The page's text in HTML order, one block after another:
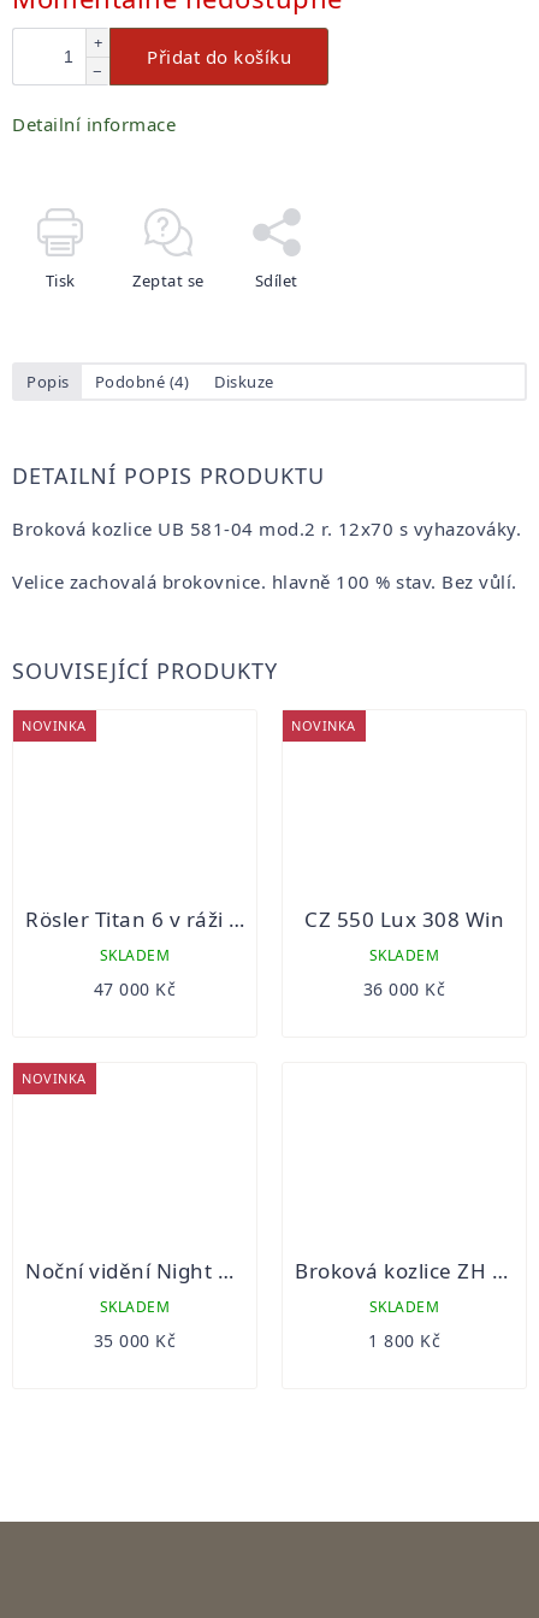
+
−
Přidat do košíku
Detailní informace
Tisk Zeptat se Sdílet
Popis Podobné (4) Diskuze
DETAILNÍ POPIS PRODUKTU
Broková kozlice UB 581-04 mod.2 r. 12x70 s vyhazováky.
Velice zachovalá brokovnice. hlavně 100 % stav. Bez vůlí.
SOUVISEJÍCÍ PRODUKTY
NOVINKA
Rösler Titan 6 v ráži 8x68S
SKLADEM
47 000 Kč
NOVINKA
CZ 550 Lux 308 Win
SKLADEM
36 000 Kč
NOVINKA
Noční vidění Night Pearl NP-MR gen2+ DEP noktovizor
SKLADEM
35 000 Kč
Broková kozlice ZH 101
SKLADEM
1 800 Kč